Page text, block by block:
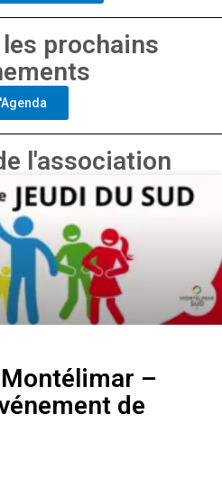
prochains
l'association
–
de